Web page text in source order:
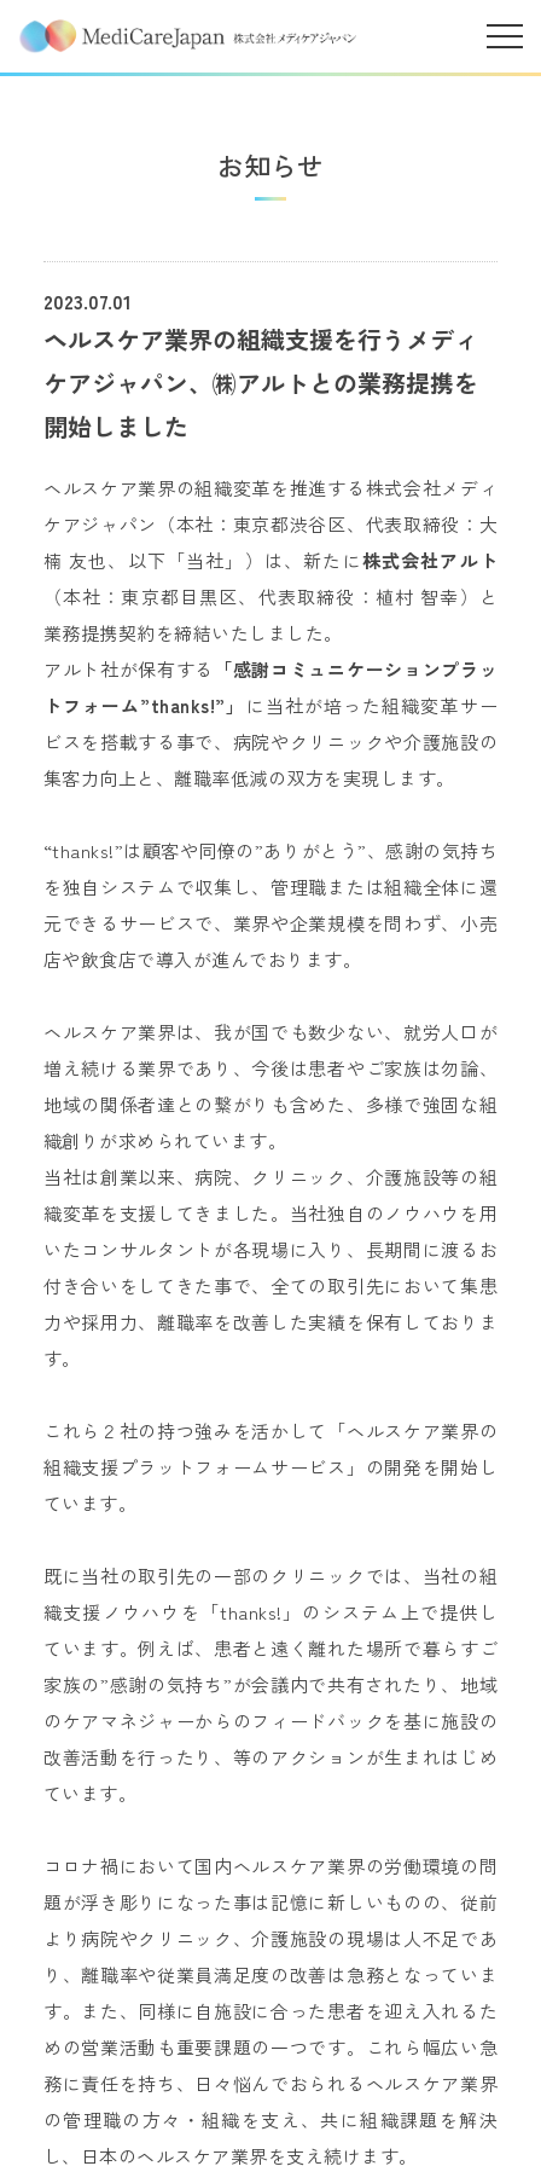
お知らせ
2023.07.01
ヘルスケア業界の組織支援を行うメディ
ケアジャパン、㈱アルトとの業務提携を
開始しました
ヘルスケア業界の組織変革を推進する株式会社メディ
ケアジャパン（本社：東京都渋谷区、代表取締役：大
楠 友也、以下「当社」）は、新たに株式会社アルト
（本社：東京都目黒区、代表取締役：植村 智幸）と
業務提携契約を締結いたしました。
アルト社が保有する
「感謝コミュニケーションプラッ
トフォーム”thanks!”」
に当社が培った組織変革サー
ビスを搭載する事で、病院やクリニックや介護施設の
集客力向上と、離職率低減の双方を実現します。
“thanks!”は顧客や同僚の”ありがとう”、感謝の気持ち
を独自システムで収集し、管理職または組織全体に還
元できるサービスで、業界や企業規模を問わず、小売
店や飲食店で導入が進んでおります。
ヘルスケア業界は、我が国でも数少ない、就労人口が
増え続ける業界であり、今後は患者やご家族は勿論、
地域の関係者達との繋がりも含めた、多様で強固な組
織創りが求められています。
当社は創業以来、病院、クリニック、介護施設等の組
織変革を支援してきました。当社独自のノウハウを用
いたコンサルタントが各現場に入り、長期間に渡るお
付き合いをしてきた事で、全ての取引先において集患
力や採用力、離職率を改善した実績を保有しておりま
す。
これら２社の持つ強みを活かして「ヘルスケア業界の
組織支援プラットフォームサービス」の開発を開始し
ています。
既に当社の取引先の一部のクリニックでは、当社の組
織支援ノウハウを「thanks!」のシステム上で提供し
ています。例えば、患者と遠く離れた場所で暮らすご
家族の”感謝の気持ち”が会議内で共有されたり、地域
のケアマネジャーからのフィードバックを基に施設の
改善活動を行ったり、等のアクションが生まれはじめ
ています。
コロナ禍において国内ヘルスケア業界の労働環境の問
題が浮き彫りになった事は記憶に新しいものの、従前
より病院やクリニック、介護施設の現場は人不足であ
り、離職率や従業員満足度の改善は急務となっていま
す。また、同様に自施設に合った患者を迎え入れるた
めの営業活動も重要課題の一つです。これら幅広い急
務に責任を持ち、日々悩んでおられるヘルスケア業界
の管理職の方々・組織を支え、共に組織課題を解決
し、日本のヘルスケア業界を支え続けます。